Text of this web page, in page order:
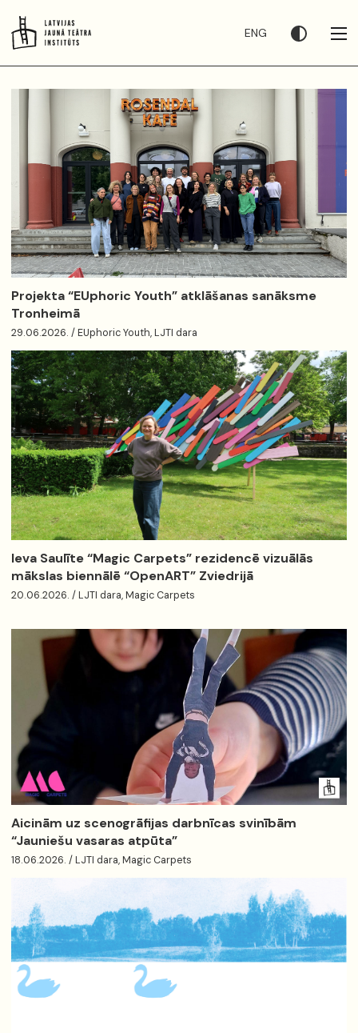
ENG
Projekta “EUphoric Youth” atklāšanas sanāksme
Tronheimā
29.06.2026. / EUphoric Youth, LJTI dara
Ieva Saulīte “Magic Carpets” rezidencē vizuālās
mākslas biennālē “OpenART” Zviedrijā
20.06.2026. / LJTI dara, Magic Carpets
Aicinām uz scenogrāfijas darbnīcas svinībām
“Jauniešu vasaras atpūta”
18.06.2026. / LJTI dara, Magic Carpets